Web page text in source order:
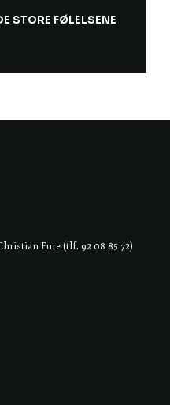
STORE FØLELSENE
Fure (tlf. 92 08 85 72)